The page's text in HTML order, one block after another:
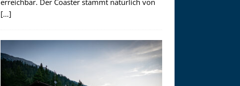
erreichbar. Der Coaster stammt natürlich von
[…]